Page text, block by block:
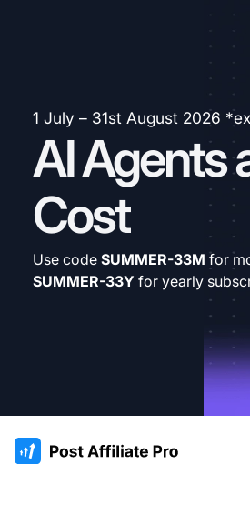
1 July – 31st August 2026
AI Agents
Cost
Use code SUMMER-33M for
SUMMER-33Y for yearly
:site.title